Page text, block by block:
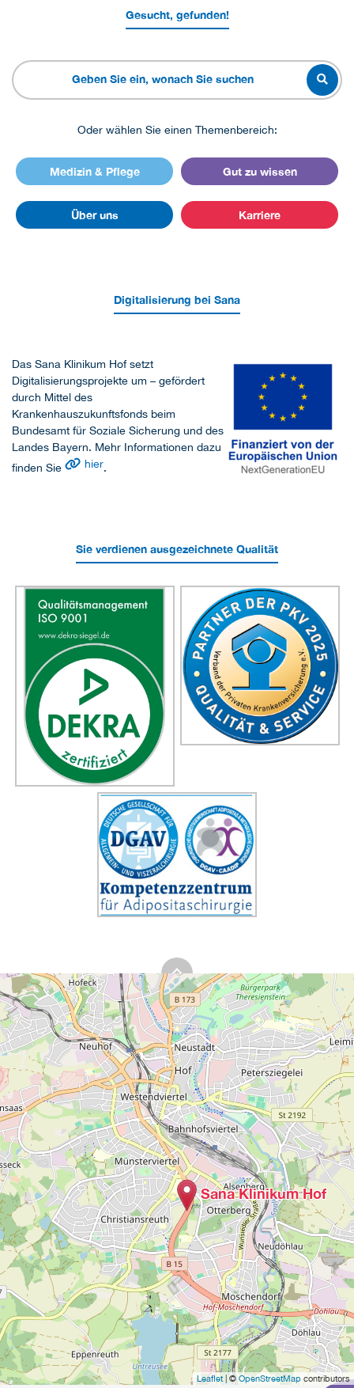
Gesucht, gefunden!
Oder wählen Sie einen Themenbereich:
Medizin & Pflege Gut zu wissen
Über uns Karriere
Digitalisierung bei Sana
Das Sana Klinikum Hof setzt
Digitalisierungsprojekte um – gefördert
durch Mittel des
Krankenhauszukunftsfonds beim
Bundesamt für Soziale Sicherung und des
Landes Bayern. Mehr Informationen dazu
finden Sie
hier.
Sie verdienen ausgezeichnete Qualität
Sana Klinikum Hof
Leaflet| ©OpenStreetMap contributors